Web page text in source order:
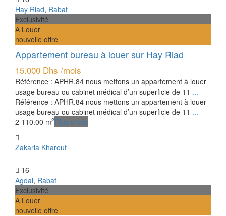
Hay Riad, Rabat
Exclusivité
A Louer
nouvelle offre
Appartement bureau à louer sur Hay Riad
15.000 Dhs /mois
Référence : APHR.84 nous mettons un appartement à louer
usage bureau ou cabinet médical d’un superficie de 11 ...
Référence : APHR.84 nous mettons un appartement à louer
usage bureau ou cabinet médical d’un superficie de 11 ...
2 110.00 m2Plus d'info
Zakaria Kharouf
16
Agdal, Rabat
Exclusivité
A Louer
nouvelle offre